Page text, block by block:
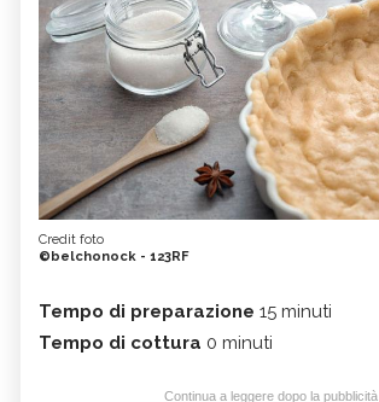
Credit foto
©belchonock - 123RF
Tempo di preparazione 15 minuti
Tempo di cottura 0 minuti
Continua a leggere dopo la pubblicità